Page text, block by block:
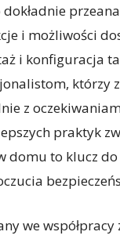
i możliwości
i konfiguracja
którzy
z
praktyk
domu to klucz
we współpracy